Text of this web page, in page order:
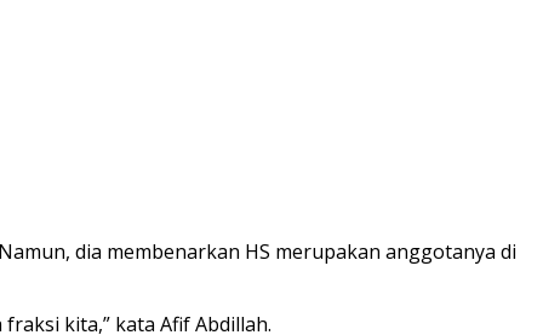
dia membenarkan HS merupakan anggotanya di
kita,” kata Afif Abdillah.